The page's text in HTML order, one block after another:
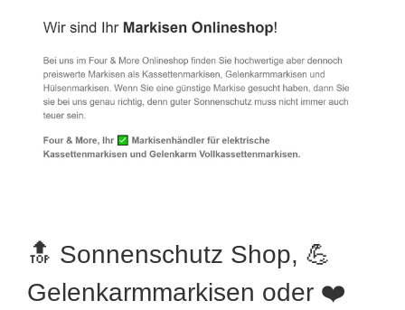
🔝 Sonnenschutz Shop, 💪
Gelenkarmmarkisen oder ❤️